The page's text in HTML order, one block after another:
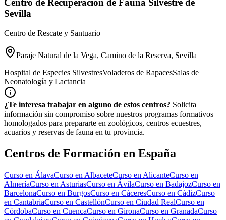
Centro de Recuperación de Fauna Silvestre de
Sevilla
Centro de Rescate y Santuario
Paraje Natural de la Vega, Camino de la Reserva, Sevilla
Hospital de Especies SilvestresVoladeros de RapacesSalas de
Neonatología y Lactancia
¿Te interesa trabajar en alguno de estos centros? Solicita
información sin compromiso sobre nuestros programas formativos
homologados para prepararte en zoológicos, centros ecuestres,
acuarios y reservas de fauna en tu provincia.
Centros de Formación en España
Curso en ÁlavaCurso en AlbaceteCurso en AlicanteCurso en
AlmeríaCurso en AsturiasCurso en ÁvilaCurso en BadajozCurso en
BarcelonaCurso en BurgosCurso en CáceresCurso en CádizCurso
en CantabriaCurso en CastellónCurso en Ciudad RealCurso en
CórdobaCurso en CuencaCurso en GironaCurso en GranadaCurso